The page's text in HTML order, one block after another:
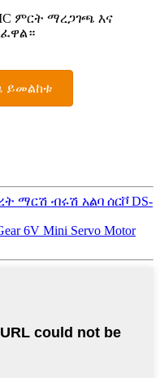
ምርት ማረጋገጫ እና
ይመልከቱ
ማርሽ ብሩሽ አልባ ሰርቮ DS-
6V Mini Servo Motor